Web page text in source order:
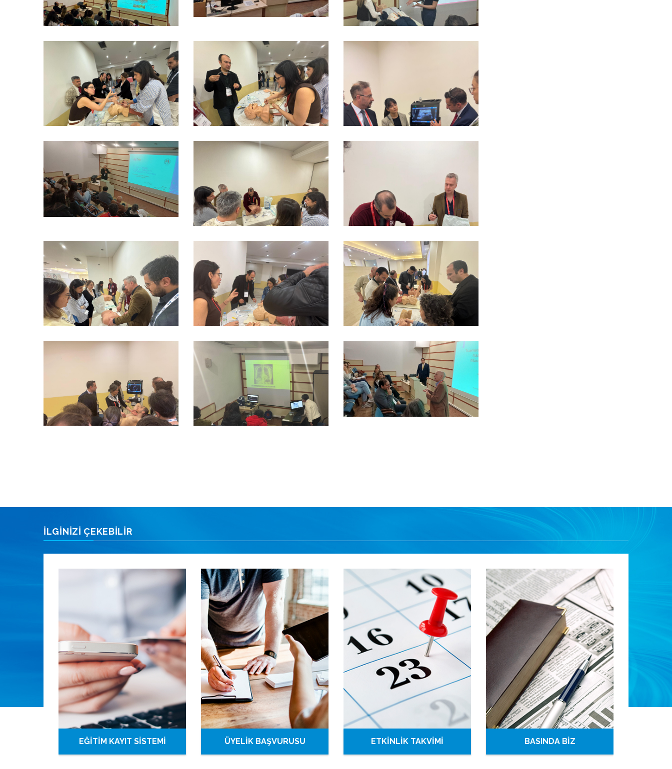
İLGİNİZİ ÇEKEBİLİR
EĞİTİM KAYIT SİSTEMİ ÜYELİK BAŞVURUSU ETKİNLİK TAKVİMİ BASINDA BİZ